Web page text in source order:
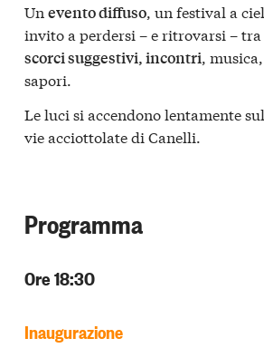
Un evento diffuso, un festival a
invito a perdersi – e ritrovarsi – tra
scorci suggestivi, incontri,
sapori.
Le luci si accendono lentamente
vie acciottolate di Canelli.
Programma
Ore 18:30
Inaugurazione